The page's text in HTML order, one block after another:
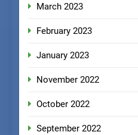
March 2023
February 2023
January 2023
November 2022
October 2022
September 2022